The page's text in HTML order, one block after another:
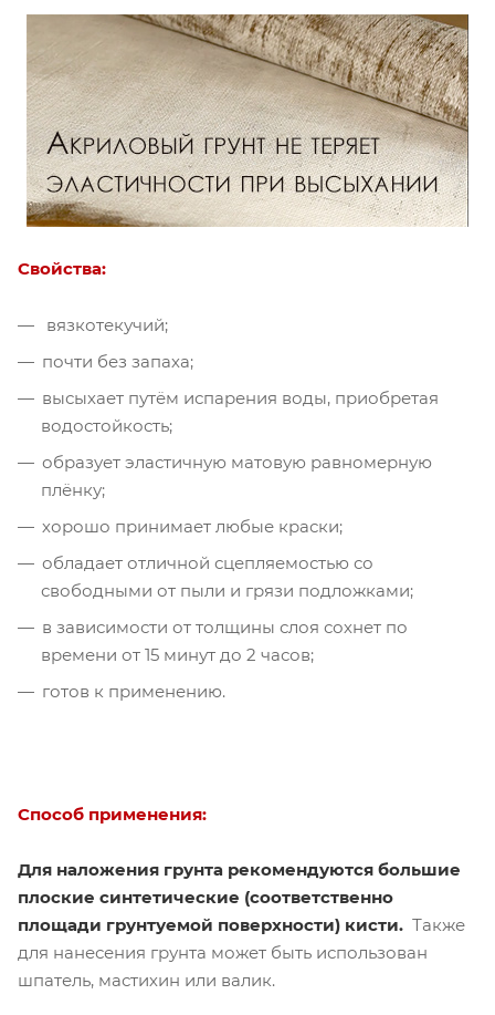
Свойства:
вязкотекучий;
почти без запаха;
высыхает путём испарения воды, приобретая
водостойкость;
образует эластичную матовую равномерную
плёнку;
хорошо принимает любые краски;
обладает отличной сцепляемостью со
свободными от пыли и грязи подложками;
в зависимости от толщины слоя сохнет по
времени от 15 минут до 2 часов;
готов к применению.
Способ применения:
Для наложения грунта рекомендуются большие
плоские синтетические (соответственно
площади грунтуемой поверхности) кисти. Также
для нанесения грунта может быть использован
шпатель, мастихин или валик.